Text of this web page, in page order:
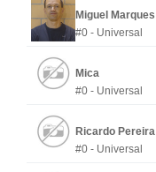
Miguel Marques
#0 - Universal
Mica
#0 - Universal
Ricardo Pereira
#0 - Universal